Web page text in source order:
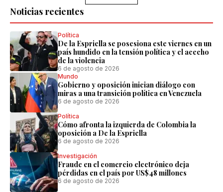
Noticias recientes
Política
De la Espriella se posesiona este viernes en un
país hundido en la tensión política y el acecho
de la violencia
6 de agosto de 2026
Mundo
Gobierno y oposición inician diálogo con
miras a una transición política en Venezuela
6 de agosto de 2026
Política
Cómo afronta la izquierda de Colombia la
oposición a De la Espriella
6 de agosto de 2026
Investigación
Fraude en el comercio electrónico deja
pérdidas en el país por US$48 millones
6 de agosto de 2026